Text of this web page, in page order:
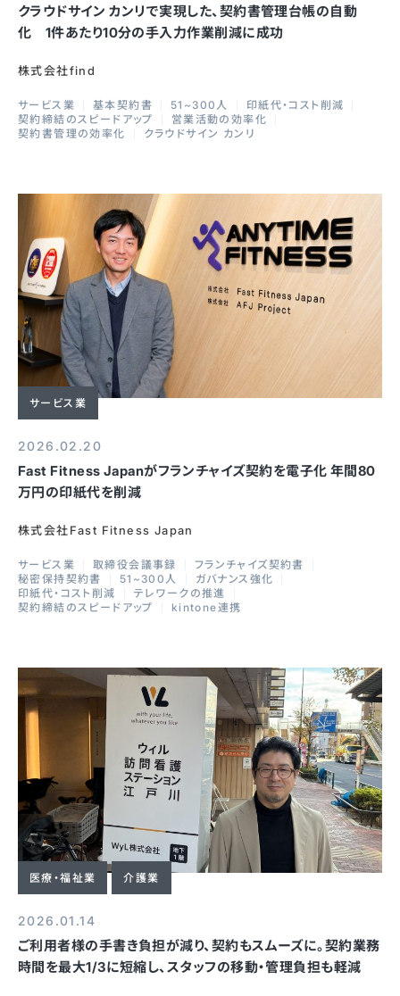
クラウドサイン カンリで実現した、契約書管理台帳の自動
化 1件あたり10分の手入力作業削減に成功
株式会社find
サービス業 基本契約書 51~300人
印紙代・コスト削減
契約締結のスピードアップ
営業活動の効率化
契約書管理の効率化
クラウドサイン カンリ
サービス業
2026.02.20
Fast Fitness Japanがフランチャイズ契約を電子化 年間80
万円の印紙代を削減
株式会社Fast Fitness Japan
サービス業 取締役会議事録
フランチャイズ契約書
秘密保持契約書
51~300人
ガバナンス強化
印紙代・コスト削減
テレワークの推進
契約締結のスピードアップ
kintone連携
医療・福祉業 介護業
2026.01.14
ご利用者様の手書き負担が減り、契約もスムーズに。契約業務
時間を最大1/3に短縮し、スタッフの移動・管理負担も軽減